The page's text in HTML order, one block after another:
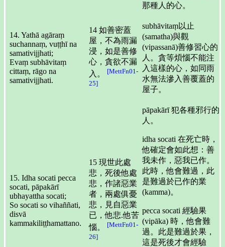
那種人的心。
14. Yathā agāraṃ
suchannaṃ, vuṭṭhī na
samativijjhati;
Evaṃ subhāvitaṃ
cittaṃ, rāgo na
samativijjhati.
14 如善密蓋
屋，不為雨漏
浸，如是善修
心，貪欲不漏
入。
[MettFn01-
25]
subhāvitaṃ以止
(samatha)與觀
(vipassanā)善修習心的
人。貪等煩惱不能注
入這樣的心，如同雨
水無法滲入善覆蓋的
屋子。
15. Idha socati pecca
socati, pāpakārī
ubhayattha socati;
So socati so vihaññati,
disvā
kammakiliṭṭhamattano.
15 現世此處
悲，死後他處
悲，作諸惡業
者，兩處俱憂
悲，見自惡業
已，他悲.他苦
惱。
[MettFn01-
26]
pāpakārī 犯各種邪行的
人。
idha socati 在死亡時，
他確定會如此想：善
我未作，惡我已作。
此時，他會難過，此
是難過於已作的業
(kamma)。
pecca socati 經驗果
(vipāka) 時，他會難
過。此是難過於果，
這是死後才會經驗